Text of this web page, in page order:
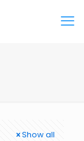
Show all